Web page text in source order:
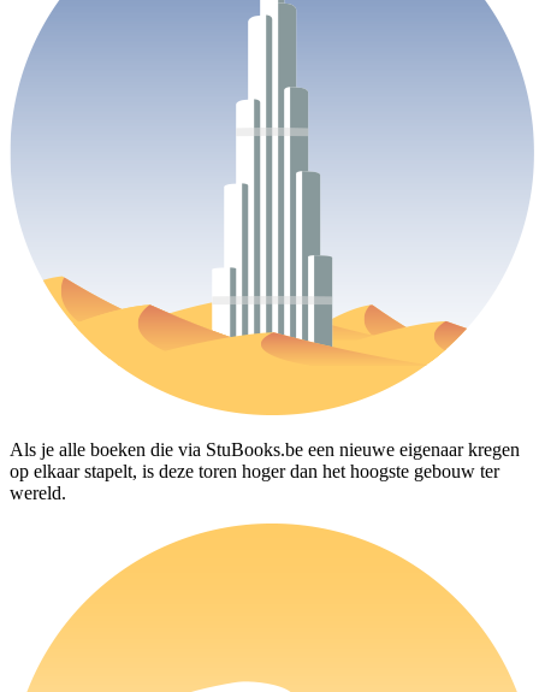
Als je alle boeken die via StuBooks.be een nieuwe eigenaar kregen
op elkaar stapelt, is deze toren hoger dan het hoogste gebouw ter
wereld.